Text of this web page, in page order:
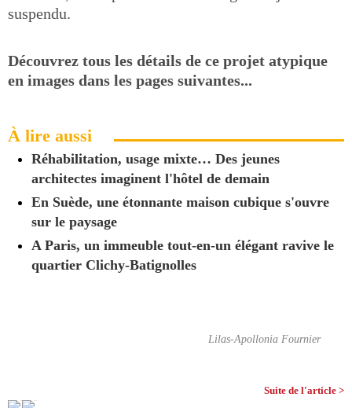
suspendu.
Découvrez tous les détails de ce projet atypique
en images dans les pages suivantes...
À lire aussi
Réhabilitation, usage mixte… Des jeunes
architectes imaginent l'hôtel de demain
En Suède, une étonnante maison cubique s'ouvre
sur le paysage
A Paris, un immeuble tout-en-un élégant ravive le
quartier Clichy-Batignolles
Lilas-Apollonia Fournier
Suite de l'article >